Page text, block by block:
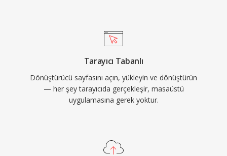
Tarayıcı Tabanlı
Dönüştürücü sayfasını açın, yükleyin ve dönüştürün
— her şey tarayıcıda gerçekleşir, masaüstü
uygulamasına gerek yoktur.